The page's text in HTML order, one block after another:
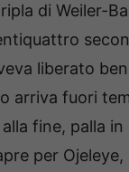
di Weiler-
liberato
arriva fuori
fine, palla in
per